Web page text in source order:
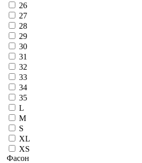
26
27
28
29
30
31
32
33
34
35
L
M
S
XL
XS
Фасон